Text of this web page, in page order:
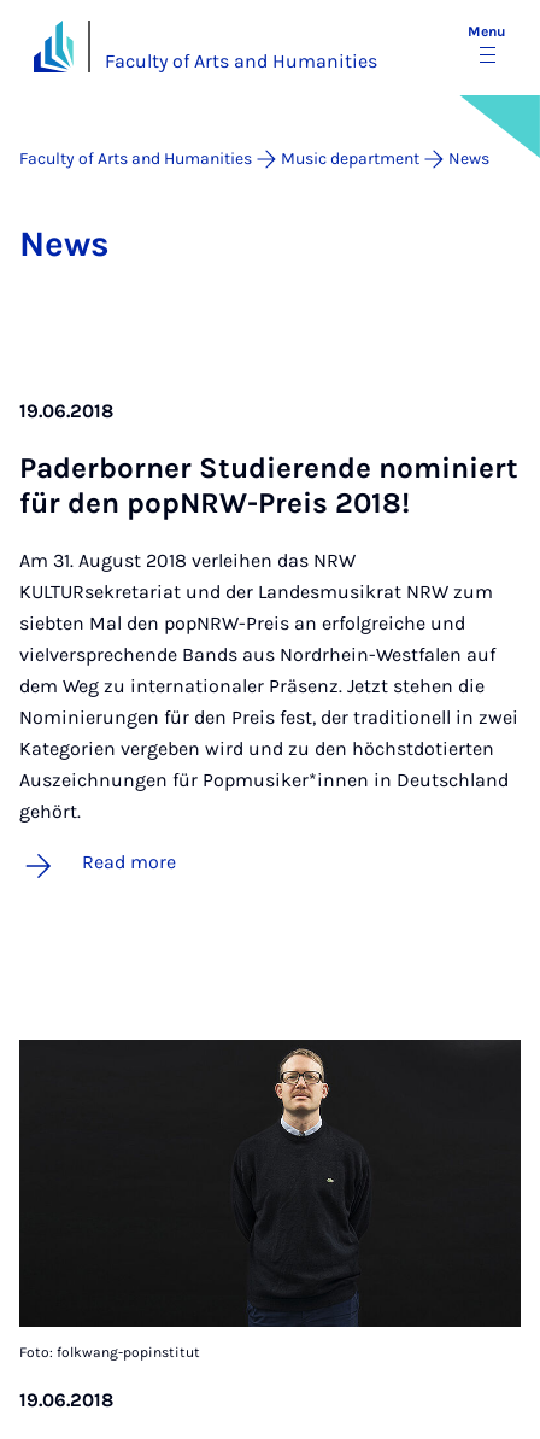
Faculty of Arts and Humanities
Menu
Faculty of Arts and Humanities Music department News
News
19.06.2018
Pader­borner Stud­i­er­ende nomin­iert
für den popN­RW-Pre­is 2018!
Am 31. August 2018 verleihen das NRW
KULTURsekretariat und der Landesmusikrat NRW zum
siebten Mal den popNRW-Preis an erfolgreiche und
vielversprechende Bands aus Nordrhein-Westfalen auf
dem Weg zu internationaler Präsenz. Jetzt stehen die
Nominierungen für den Preis fest, der traditionell in zwei
Kategorien vergeben wird und zu den höchstdotierten
Auszeichnungen für Popmusiker*innen in Deutschland
gehört.
Read more
Foto: folkwang-popinstitut
19.06.2018